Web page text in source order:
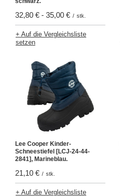
32,80 € - 35,00 € / stk.
+ Auf die Vergleichsliste
setzen
Lee Cooper Kinder-
Schneestiefel [LCJ-24-44-
2841], Marineblau.
21,10 € / stk.
+ Auf die Vergleichsliste